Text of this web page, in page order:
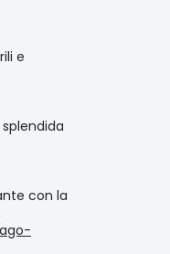
e
con la